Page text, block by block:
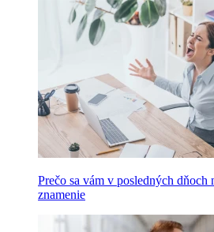
Prečo sa vám v posledných dňoch
znamenie